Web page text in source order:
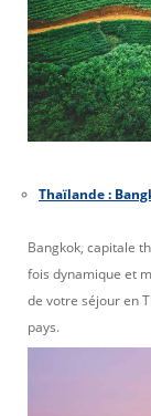
Thaïlande :
Bangkok, capitale
fois dynamique et
de votre séjour en
pays.